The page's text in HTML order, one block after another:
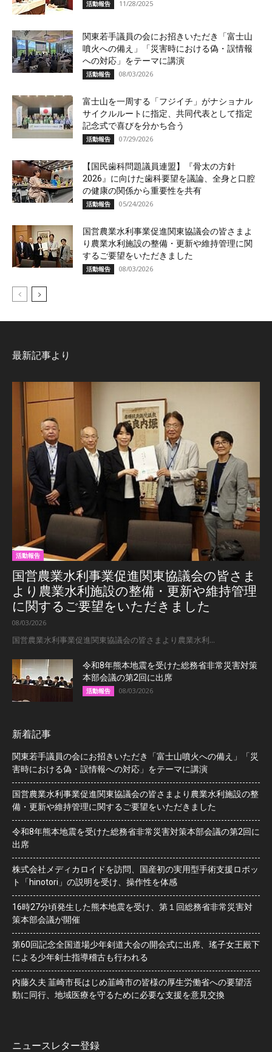
活動報告 11/28/2025
関東若手議員の会にお招きいただき「富士山
噴火への備え」「災害時における偽・誤情報
への対応」をテーマに講演
活動報告 08/03/2026
富士山を一周する「フジイチ」がナショナル
サイクルルートに指定、共同代表として指定
記念式で喜びを分かち合う
活動報告 07/29/2026
【国民歯科問題議員連盟】『骨太の方針
2026』に向けた歯科要望を議論、全身と口腔
の健康の関係から重要性を共有
活動報告 05/24/2026
国営農業水利事業促進関東協議会の皆さまよ
り農業水利施設の整備・更新や維持管理に関
するご要望をいただきました
活動報告 08/03/2026
最新記事より
活動報告
国営農業水利事業促進関東協議会の皆さま
より農業水利施設の整備・更新や維持管理
に関するご要望をいただきました
08/03/2026
国営農業水利事業促進関東協議会の皆さまより農業水利...
令和8年熊本地震を受けた総務省非常災害対策
本部会議の第2回に出席
活動報告 08/03/2026
新着記事
関東若手議員の会にお招きいただき「富士山噴火への備え」「災
害時における偽・誤情報への対応」をテーマに講演
国営農業水利事業促進関東協議会の皆さまより農業水利施設の整
備・更新や維持管理に関するご要望をいただきました
令和8年熊本地震を受けた総務省非常災害対策本部会議の第2回に
出席
株式会社メディカロイドを訪問、国産初の実用型手術支援ロボッ
ト「hinotori」の説明を受け、操作性を体感
16時27分頃発生した熊本地震を受け、第１回総務省非常災害対
策本部会議が開催
第60回記念全国道場少年剣道大会の開会式に出席、瑤子女王殿下
による少年剣士指導稽古も行われる
内藤久夫 韮崎市長はじめ韮崎市の皆様の厚生労働省への要望活
動に同行、地域医療を守るために必要な支援を意見交換
ニュースレター登録